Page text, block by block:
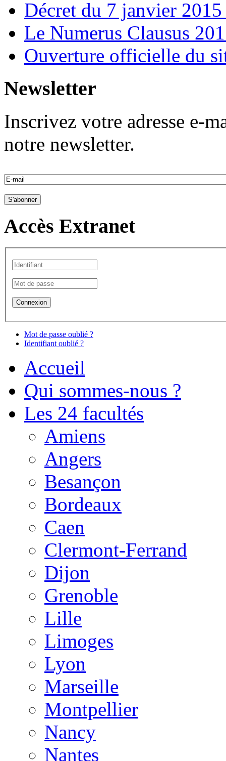
Décret du 7 janvier
Le Numerus Clausus
Ouverture officielle du
Newsletter
Inscrivez votre adresse e-
notre newsletter.
Accès Extranet
Mot de passe oublié ?
Identifiant oublié ?
Accueil
Qui sommes-nous ?
Les 24 facultés
Amiens
Angers
Besançon
Bordeaux
Caen
Clermont-Ferrand
Dijon
Grenoble
Lille
Limoges
Lyon
Marseille
Montpellier
Nancy
Nantes